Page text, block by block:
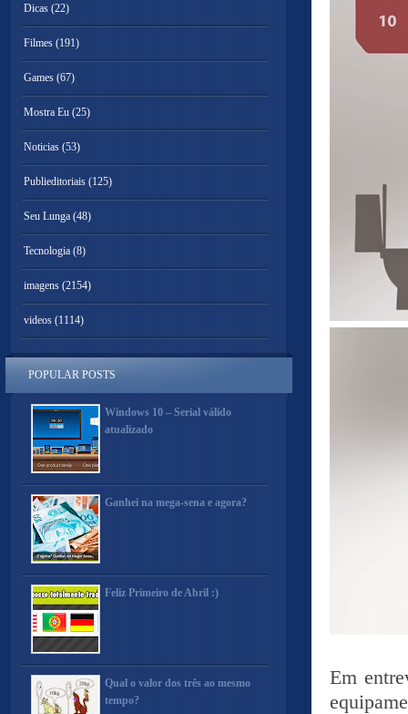
Em
Dicas (22)
Filmes (191)
Games (67)
Mostra Eu (25)
Noticias (53)
Publieditoriais (125)
Seu Lunga (48)
Tecnologia (8)
imagens (2154)
videos (1114)
POPULAR POSTS
Windows 10 – Serial válido
atualizado
Ganhei na mega-sena e agora?
Feliz Primeiro de Abril :)
Qual o valor dos três ao mesmo
tempo?